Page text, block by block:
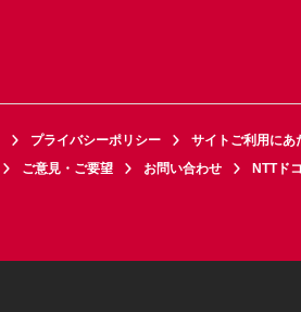
プライバシーポリシー サイトご利用にあ
ご意見・ご要望 お問い合わせ NTTド